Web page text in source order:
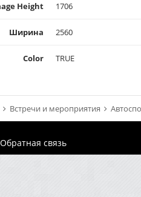
Height 1706
Ширина 2560
Color TRUE
Встречи и мероприятия
Обратная связь